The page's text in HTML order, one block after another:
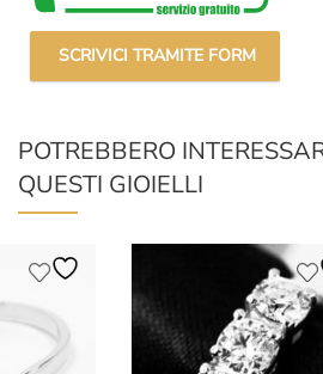
SCRIVICI TRAMITE FORM
POTREBBERO
QUESTI GIOIELLI